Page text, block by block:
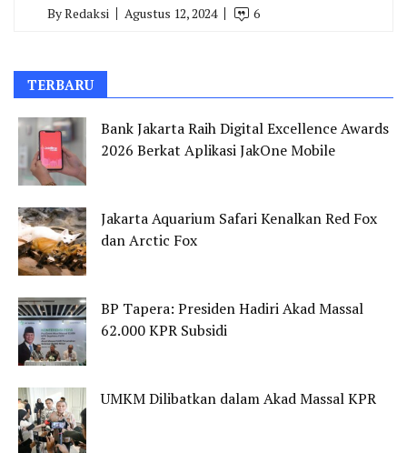
ByRedaksi Agustus 12, 2024 6
TERBARU
Bank Jakarta Raih Digital Excellence Awards
2026 Berkat Aplikasi JakOne Mobile
Jakarta Aquarium Safari Kenalkan Red Fox
dan Arctic Fox
BP Tapera: Presiden Hadiri Akad Massal
62.000 KPR Subsidi
UMKM Dilibatkan dalam Akad Massal KPR